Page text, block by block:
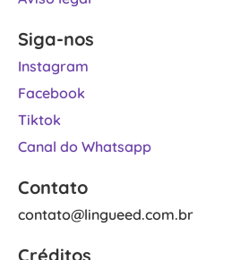
Siga-nos
Instagram
Facebook
Tiktok
Canal do Whatsapp
Contato
contato@lingueed.com.br
Créditos